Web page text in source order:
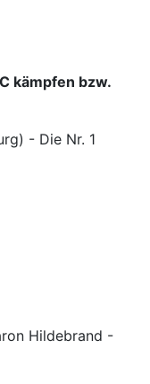
kämpfen bzw.
- Die Nr. 1
Hildebrand -